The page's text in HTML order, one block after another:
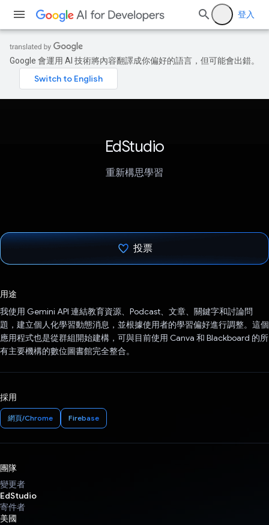
登入
Google 會運用 AI 技術將內容翻譯成你偏好的語言，但可能會出錯。
EdStudio
重新構思學習
投票
用途
我使用 Gemini API 連結教育資源、Podcast、文章、關鍵字和討論問
題，建立個人化學習動態消息，並根據使用者的學習偏好進行調整。這個
應用程式也是從群組開始建構，可與目前使用 Canva 和 Blackboard 的所
有主要機構的數位圖書館完全整合。
採用
網頁/Chrome Firebase
團隊
變更者
EdStudio
寄件者
美國